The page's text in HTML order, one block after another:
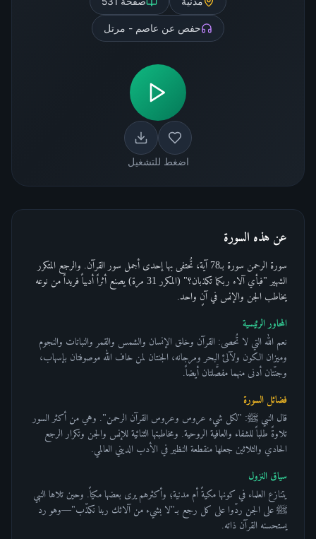
حفص عن عاصم - مرتل
اضغط للتشغيل
عن هذه السورة
سورة الرحمن سورة بـ78 آية، تُحتفى بها إحدى أجمل سور القرآن. والرجع المتكرر
الشهير "فبأي آلاء ربكما تكذبان؟" (المكرر 31 مرة) يصنع أثراً أدبياً فريداً من نوعه
يخاطب الجن والإنس في آنٍ واحد.
المحاور الرئيسية
نعم الله التي لا تُحصى: القرآن وخلق الإنسان والشمس والقمر والنباتات والنجوم
وميزان الكون ولآلئ البحر ومرجانه، الجنتان لمن خاف الله موصوفتان بإسهاب،
وجنّتان أدنى منهما مفصَّلتان أيضاً.
فضائل السورة
قال النبي ﷺ: "لكل شيء عروس وعروس القرآن الرحمن". وهي من أكثر السور
تلاوةً طلباً للشفاء والعافية الروحية. ومخاطبتها الثنائية للإنس والجن وتكرار الرجع
الحادي والثلاثين جعلها منقطعة النظير في الأدب الديني العالمي.
سياق النزول
يتنازع العلماء في كونها مكيةً أم مدنية؛ وأكثرهم يرى بعضها مكياً. وحين تلاها النبي
ﷺ على الجن ردّوا على كل رجع بـ"لا بشيء من آلائك ربنا نكذّب"—وهو رد
يستحسنه القرآن ذاته.